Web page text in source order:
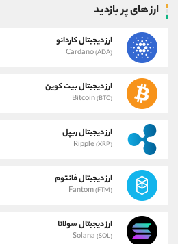
ارز های پر بازدید
ارز دیجیتال کاردانو
Cardano(ADA)
ارز دیجیتال بیت کوین
Bitcoin(BTC)
ارز دیجیتال ریپل
Ripple(XRP)
ارز دیجیتال فانتوم
Fantom(FTM)
ارز دیجیتال سولانا
Solana (SOL)